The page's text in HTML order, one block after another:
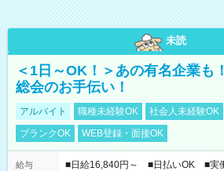
未読
＜1日～OK！＞あの有名企業も
総会のお手伝い！
アルバイト 職種未経験OK 社会人未経験OK
ブランクOK
WEB登録・面接OK
給与
■日給16,840円～ ■日払いOK ■実